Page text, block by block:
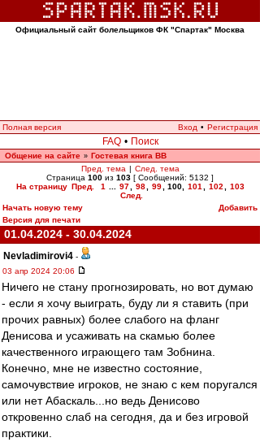
Официальный сайт болельщиков ФК "Спартак" Москва
Полная версия Вход • Регистрация
FAQ • Поиск
Общение на сайте » Гостевая книга ВВ
Пред. тема | След. тема
Страница 100 из 103 [ Сообщений: 5132 ]
На страницу Пред. 1 97 98 99 100, 101 102
103
След.
Начать новую тему
Добавить
Версия для печати
01.04.2024 - 30.04.2024
Nevladimirovi4 -
03 апр 2024 20:06
Ничего не стану прогнозировать, но вот думаю
- если я хочу выиграть, буду ли я ставить (при
прочих равных) более слабого на фланг
Денисова и усаживать на скамью более
качественного играющего там Зобнина.
Конечно, мне не известно состояние,
самочувствие игроков, не знаю с кем поругался
или нет Абаскаль...но ведь Денисово
откровенно слаб на сегодня, да и без игровой
практики.